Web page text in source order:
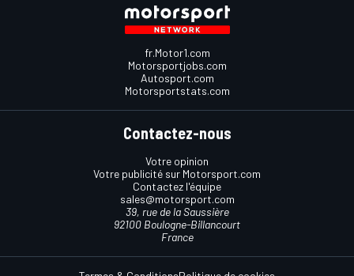
fr.Motor1.com
Motorsportjobs.com
Autosport.com
Motorsportstats.com
Contactez-nous
Votre opinion
Votre publicité sur Motorsport.com
Contactez l'équipe
sales@motorsport.com
39, rue de la Saussière
92100 Boulogne-Billancourt
France